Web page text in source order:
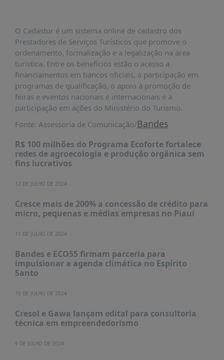
BID
PRÊMIO
ABDE
DE
JORNALISMO
SABER
+
CONTATO
O Cadastur é um sistema online de cadastro dos
Prestadores de Serviços Turísticos que promove o
ordenamento, formalização e a legalização na área
turística. Entre os benefícios estão o acesso a
financiamentos em bancos oficiais, a participação em
programas de qualificação, o apoio à promoção de
feiras e eventos nacionais e internacionais e a
participação em ações do Ministério do Turismo.
Fonte: Assessoria de Comunicação/Bandes
R$ 100 milhões do Programa Ecoforte fortalece
redes de agroecologia e produção orgânica sem
fins lucrativos
12 DE JULHO DE 2024
Cresce mais de 200% a concessão de crédito para
micro, pequenas e médias empresas no Piauí
11 DE JULHO DE 2024
Bandes e ECO55 firmam parceria para
impulsionar a agenda climática no Espírito
Santo
10 DE JULHO DE 2024
Cresol e Gawa lançam edital para consultoria
técnica em empreendedorismo
9 DE JULHO DE 2024